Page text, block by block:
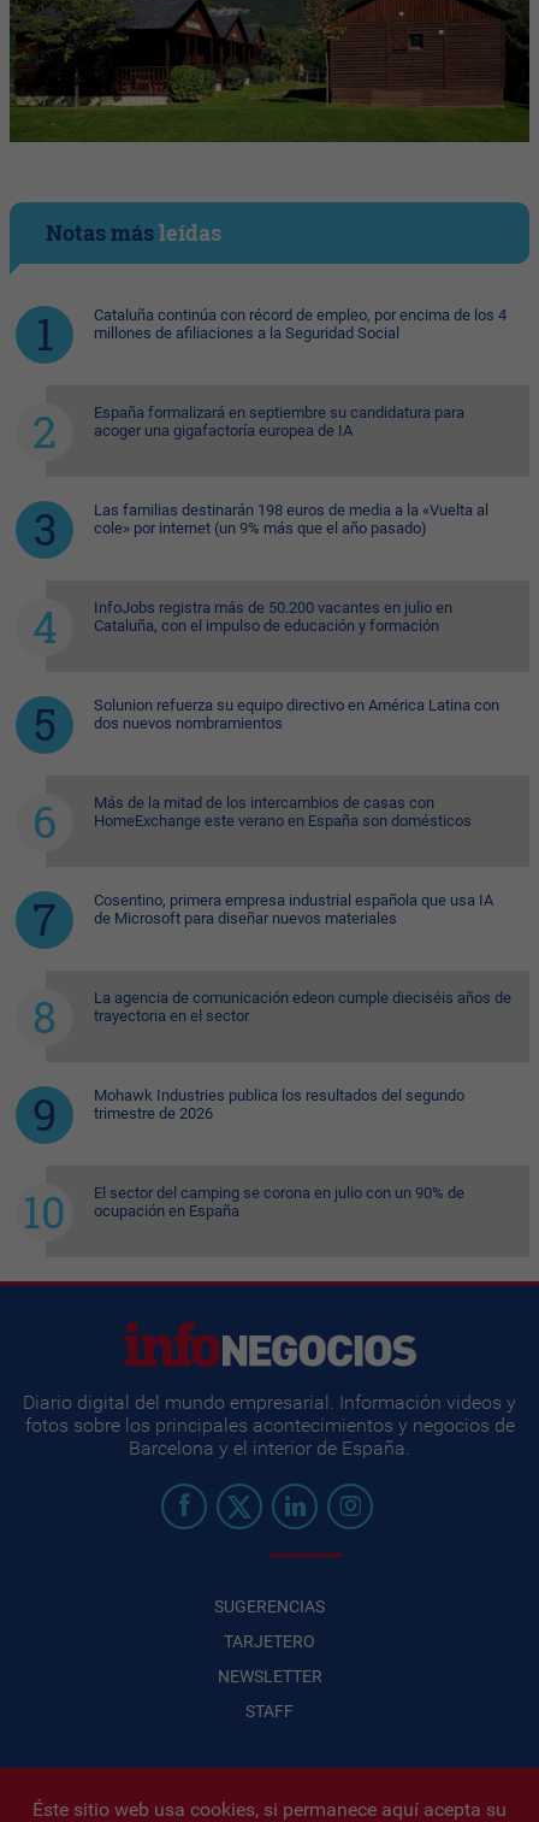
Notas másleídas
Cataluña continúa con récord de empleo, por encima de los 4
millones de afiliaciones a la Seguridad Social
España formalizará en septiembre su candidatura para
acoger una gigafactoría europea de IA
Las familias destinarán 198 euros de media a la «Vuelta al
cole» por internet (un 9% más que el año pasado)
InfoJobs registra más de 50.200 vacantes en julio en
Cataluña, con el impulso de educación y formación
Solunion refuerza su equipo directivo en América Latina con
dos nuevos nombramientos
Más de la mitad de los intercambios de casas con
HomeExchange este verano en España son domésticos
Cosentino, primera empresa industrial española que usa IA
de Microsoft para diseñar nuevos materiales
La agencia de comunicación edeon cumple dieciséis años de
trayectoria en el sector
Mohawk Industries publica los resultados del segundo
trimestre de 2026
El sector del camping se corona en julio con un 90% de
ocupación en España
Diario digital del mundo empresarial. Información videos y
fotos sobre los principales acontecimientos y negocios de
Barcelona y el interior de España.
SUGERENCIAS
TARJETERO
NEWSLETTER
STAFF
Éste sitio web usa cookies, si permanece aquí acepta su